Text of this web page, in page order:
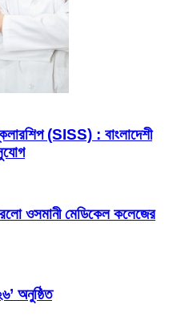
(SISS) : বাংলাদেশী
ওসমানী মেডিকেল কলেজের
অনুষ্ঠিত